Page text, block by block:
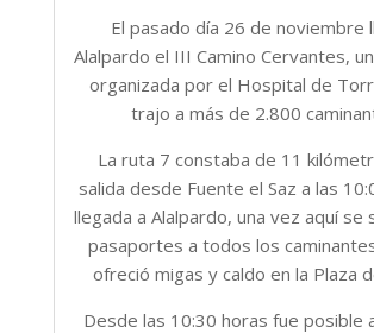
El pasado día 26 de noviembre
Alalpardo el III Camino Cervantes,
organizada por el Hospital de
trajo a más de 2.800
La ruta 7 constaba de 11
salida desde Fuente el Saz a las
llegada a Alalpardo, una vez aquí se
pasaportes a todos los
ofreció migas y caldo en la Plaza
Desde las 10:30 horas fue posible